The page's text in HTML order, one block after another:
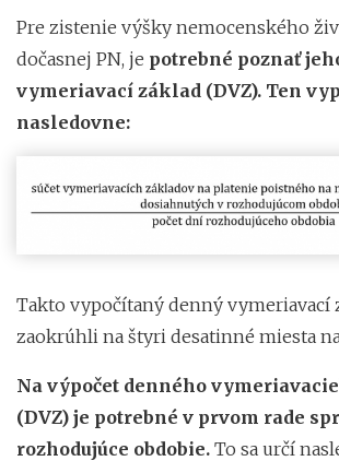
Pre zistenie výšky nemocenského
dočasnej PN, je potrebné poznať
vymeriavací základ (DVZ). Ten
nasledovne:
Takto vypočítaný denný vymeriavací
zaokrúhli na štyri desatinné miesta
Na výpočet denného
(DVZ) je potrebné v prvom rade
rozhodujúce obdobie. To sa určí